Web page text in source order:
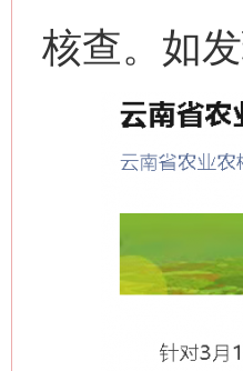
核查。如